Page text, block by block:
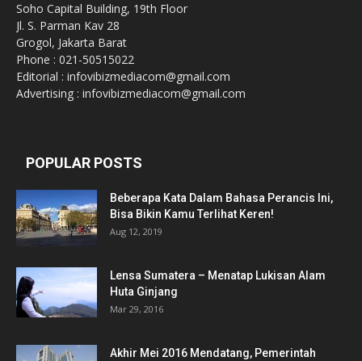
Soho Capital Building, 19th Floor
Jl. S. Parman Kav 28
Grogol, Jakarta Barat
Phone : 021-50515022
Editorial : infovibizmediacom@gmail.com
Advertising : infovibizmediacom@gmail.com
POPULAR POSTS
Beberapa Kata Dalam Bahasa Perancis Ini,
Bisa Bikin Kamu Terlihat Keren!
Aug 12, 2019
Lensa Sumatera – Menatap Lukisan Alam
Huta Ginjang
Mar 29, 2016
Akhir Mei 2016 Mendatang, Pemerintah